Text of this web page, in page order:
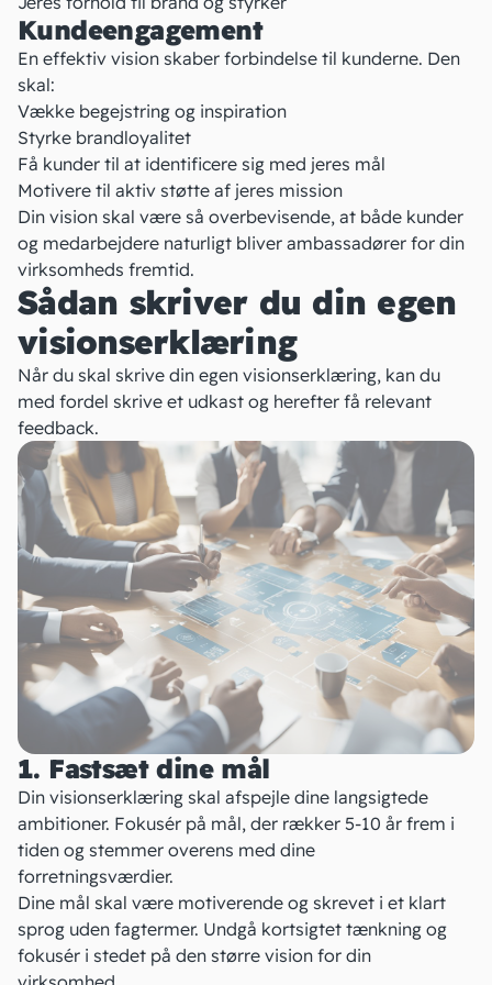
Kundeengagement
En effektiv vision skaber forbindelse til kunderne. Den
skal:
Vække begejstring og inspiration
Styrke brandloyalitet
Få kunder til at identificere sig med jeres mål
Motivere til aktiv støtte af jeres mission
Din vision skal være så overbevisende, at både kunder
og medarbejdere naturligt bliver ambassadører for din
virksomheds fremtid.
Sådan skriver du din egen
visionserklæring
Når du skal skrive din egen visionserklæring, kan du
med fordel skrive et udkast og herefter få relevant
feedback.
1. Fastsæt dine mål
Din visionserklæring skal afspejle dine langsigtede
ambitioner. Fokusér på mål, der rækker 5-10 år frem i
tiden og stemmer overens med dine
forretningsværdier.
Dine mål skal være motiverende og skrevet i et klart
sprog uden fagtermer. Undgå kortsigtet tænkning og
fokusér i stedet på den større vision for din